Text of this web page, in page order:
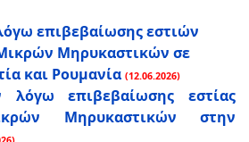
επιβεβαίωσης εστιών
Μηρυκαστικών σε
και Ρουμανία (12.06.2026)
επιβεβαίωσης εστίας
Μηρυκαστικών στην